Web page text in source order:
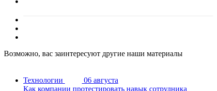
Возможно, вас заинтересуют другие наши материалы
Технологии
06 августа
Как компании протестировать навык сотрудника